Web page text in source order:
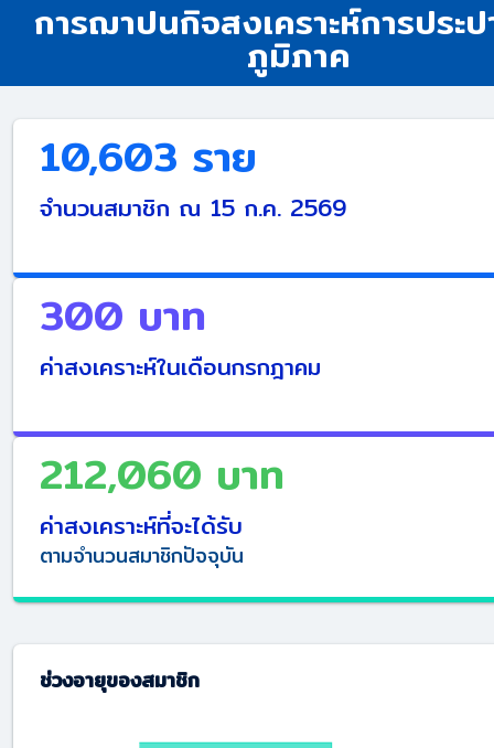
การฌาปนกิจสงเคราะห์การประ
ภูมิภาค
10,603 ราย
จำนวนสมาชิก ณ 15 ก.ค. 2569
300 บาท
ค่าสงเคราะห์ในเดือนกรกฎาคม
212,060 บาท
ค่าสงเคราะห์ที่จะได้รับ
ตามจำนวนสมาชิกปัจจุบัน
ช่วงอายุของสมาชิก